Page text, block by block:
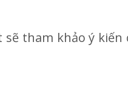
tham khảo ý kiến